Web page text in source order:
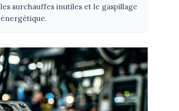
les surchauffes inutiles et le gaspillage
énergétique.